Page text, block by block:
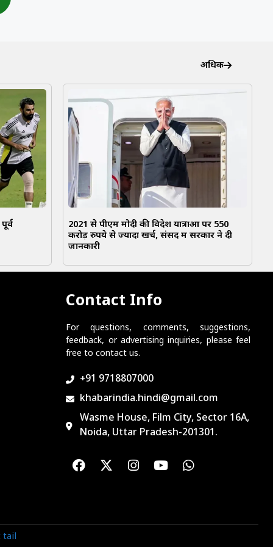
अधिक
2021 से पीएम मोदी की विदेश यात्राओं पर 550
करोड़ रुपये से ज्यादा खर्च, संसद में सरकार ने दी
जानकारी
Contact Info
For questions, comments, suggestions,
feedback, or advertising inquiries, please feel
free to contact us.
+91 9718807000
khabarindia.hindi@gmail.com
Wasme House, Film City, Sector 16A,
Noida, Uttar Pradesh-201301.
tail